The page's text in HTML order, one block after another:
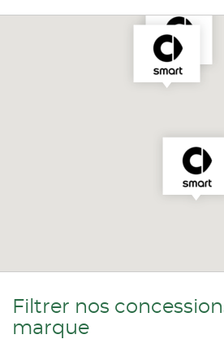
Filtrer nos
marque